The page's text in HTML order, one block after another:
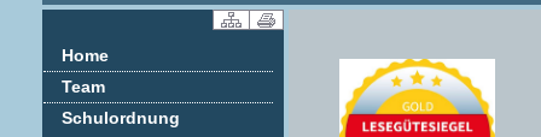
Home
Team
Schulordnung